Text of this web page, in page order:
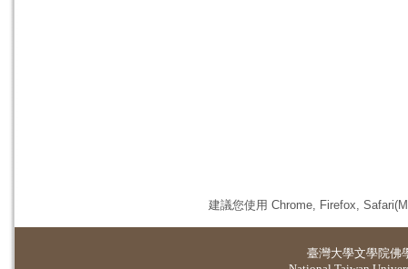
建議您使用 Chrome, Firefox,
臺灣大學文學院佛